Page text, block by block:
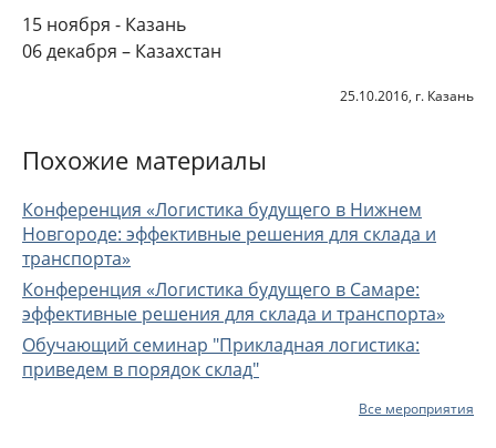
15 ноября - Казань
06 декабря – Казахстан
25.10.2016, г. Казань
Похожие материалы
Конференция «Логистика будущего в Нижнем
Новгороде: эффективные решения для склада и
транспорта»
Конференция «Логистика будущего в Самаре:
эффективные решения для склада и транспорта»
Обучающий семинар "Прикладная логистика:
приведем в порядок склад"
Все мероприятия